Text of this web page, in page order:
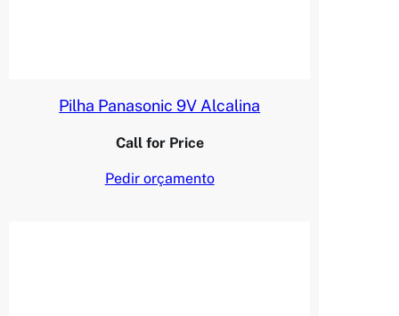
Pilha Panasonic 9V Alcalina
Call for Price
Pedir orçamento